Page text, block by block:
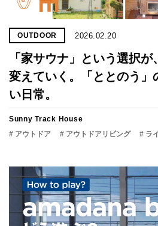
OUTDOOR 2026.02.20
「家サウナ」と​いう​選択
変えていく。「​ととのう」
い​日常。
Sunny Track House
# アウトドア
# アウトドアリビング # ラ